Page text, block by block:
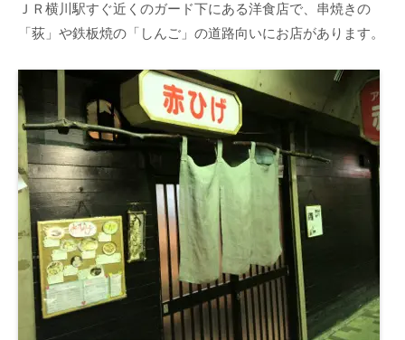
ＪＲ横川駅すぐ近くのガード下にある洋食店で、串焼きの
「荻」や鉄板焼の「しんご」の道路向いにお店があります。